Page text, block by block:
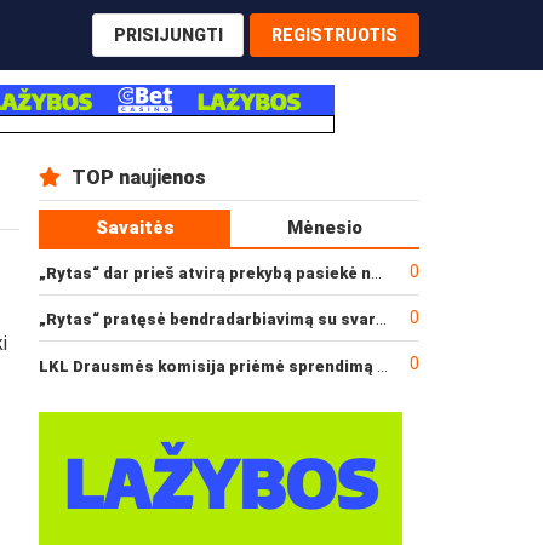
PRISIJUNGTI REGISTRUOTIS
TOP naujienos
Savaitės Mėnesio
0
„Rytas“ pratęsė bendradarbiavimą su svarbiu rėmėju 0
0